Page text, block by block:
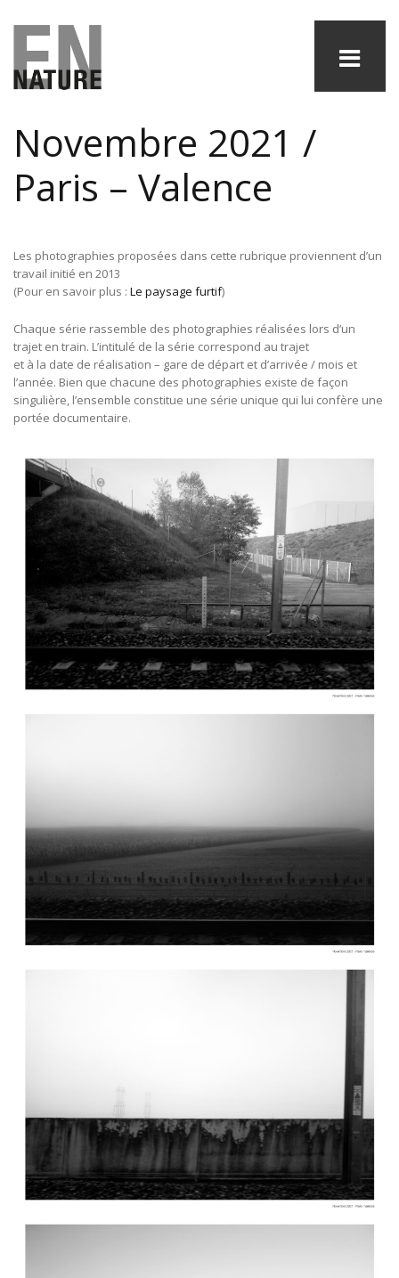
Novembre 2021 /
Paris – Valence
Les photographies proposées dans cette rubrique proviennent d’un
travail initié en 2013
(Pour en savoir plus : Le paysage furtif)
Chaque série rassemble des photographies réalisées lors d’un
trajet en train. L’intitulé de la série correspond au trajet
et à la date de réalisation – gare de départ et d’arrivée / mois et
l’année. Bien que chacune des photographies existe de façon
singulière, l’ensemble constitue une série unique qui lui confère une
portée documentaire.